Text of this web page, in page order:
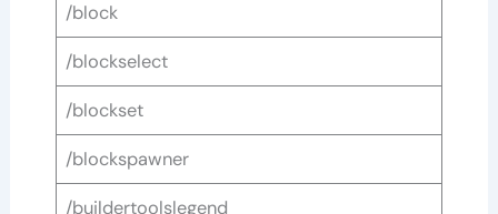
/block
/blockselect
/blockset
/blockspawner
/buildertoolslegend